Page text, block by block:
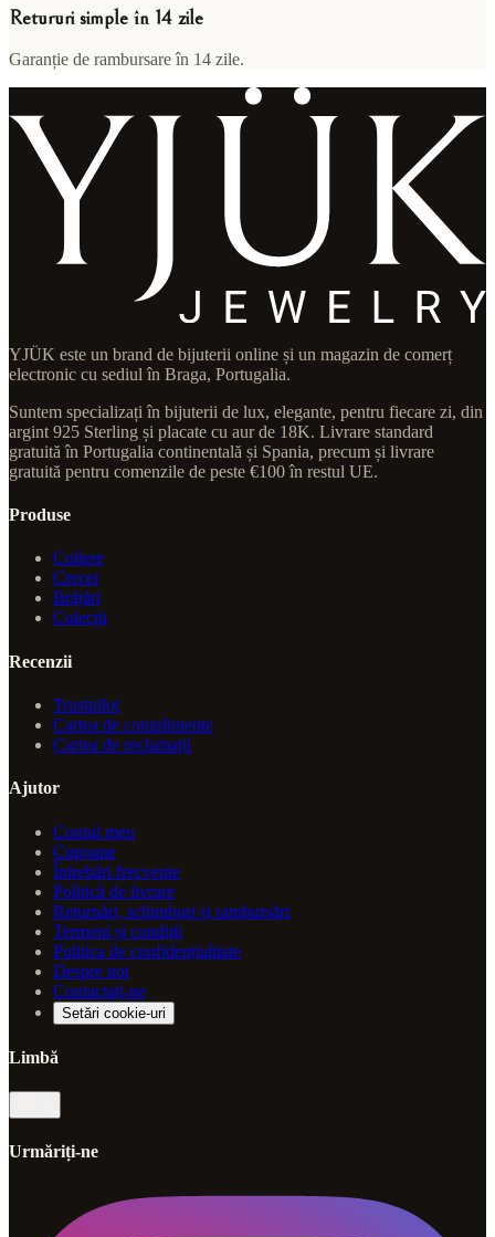
Retururi simple în 14 zile
Garanție de rambursare în 14 zile.
YJÜK este un brand de bijuterii online și un magazin de comerț
electronic cu sediul în Braga, Portugalia.
Suntem specializați în bijuterii de lux, elegante, pentru fiecare zi, din
argint 925 Sterling și placate cu aur de 18K. Livrare standard
gratuită în Portugalia continentală și Spania, precum și livrare
gratuită pentru comenzile de peste €100 în restul UE.
Produse
Coliere
Cercei
Brățări
Colecții
Recenzii
Trustpilot
Cartea de complimente
Cartea de reclamații
Ajutor
Contul meu
Cupoane
Întrebări frecvente
Politică de livrare
Returnări, schimburi și rambursări
Termeni și condiții
Politica de confidențialitate
Despre noi
Contactați-ne
Setări cookie-uri
Limbă
Urmăriți-ne